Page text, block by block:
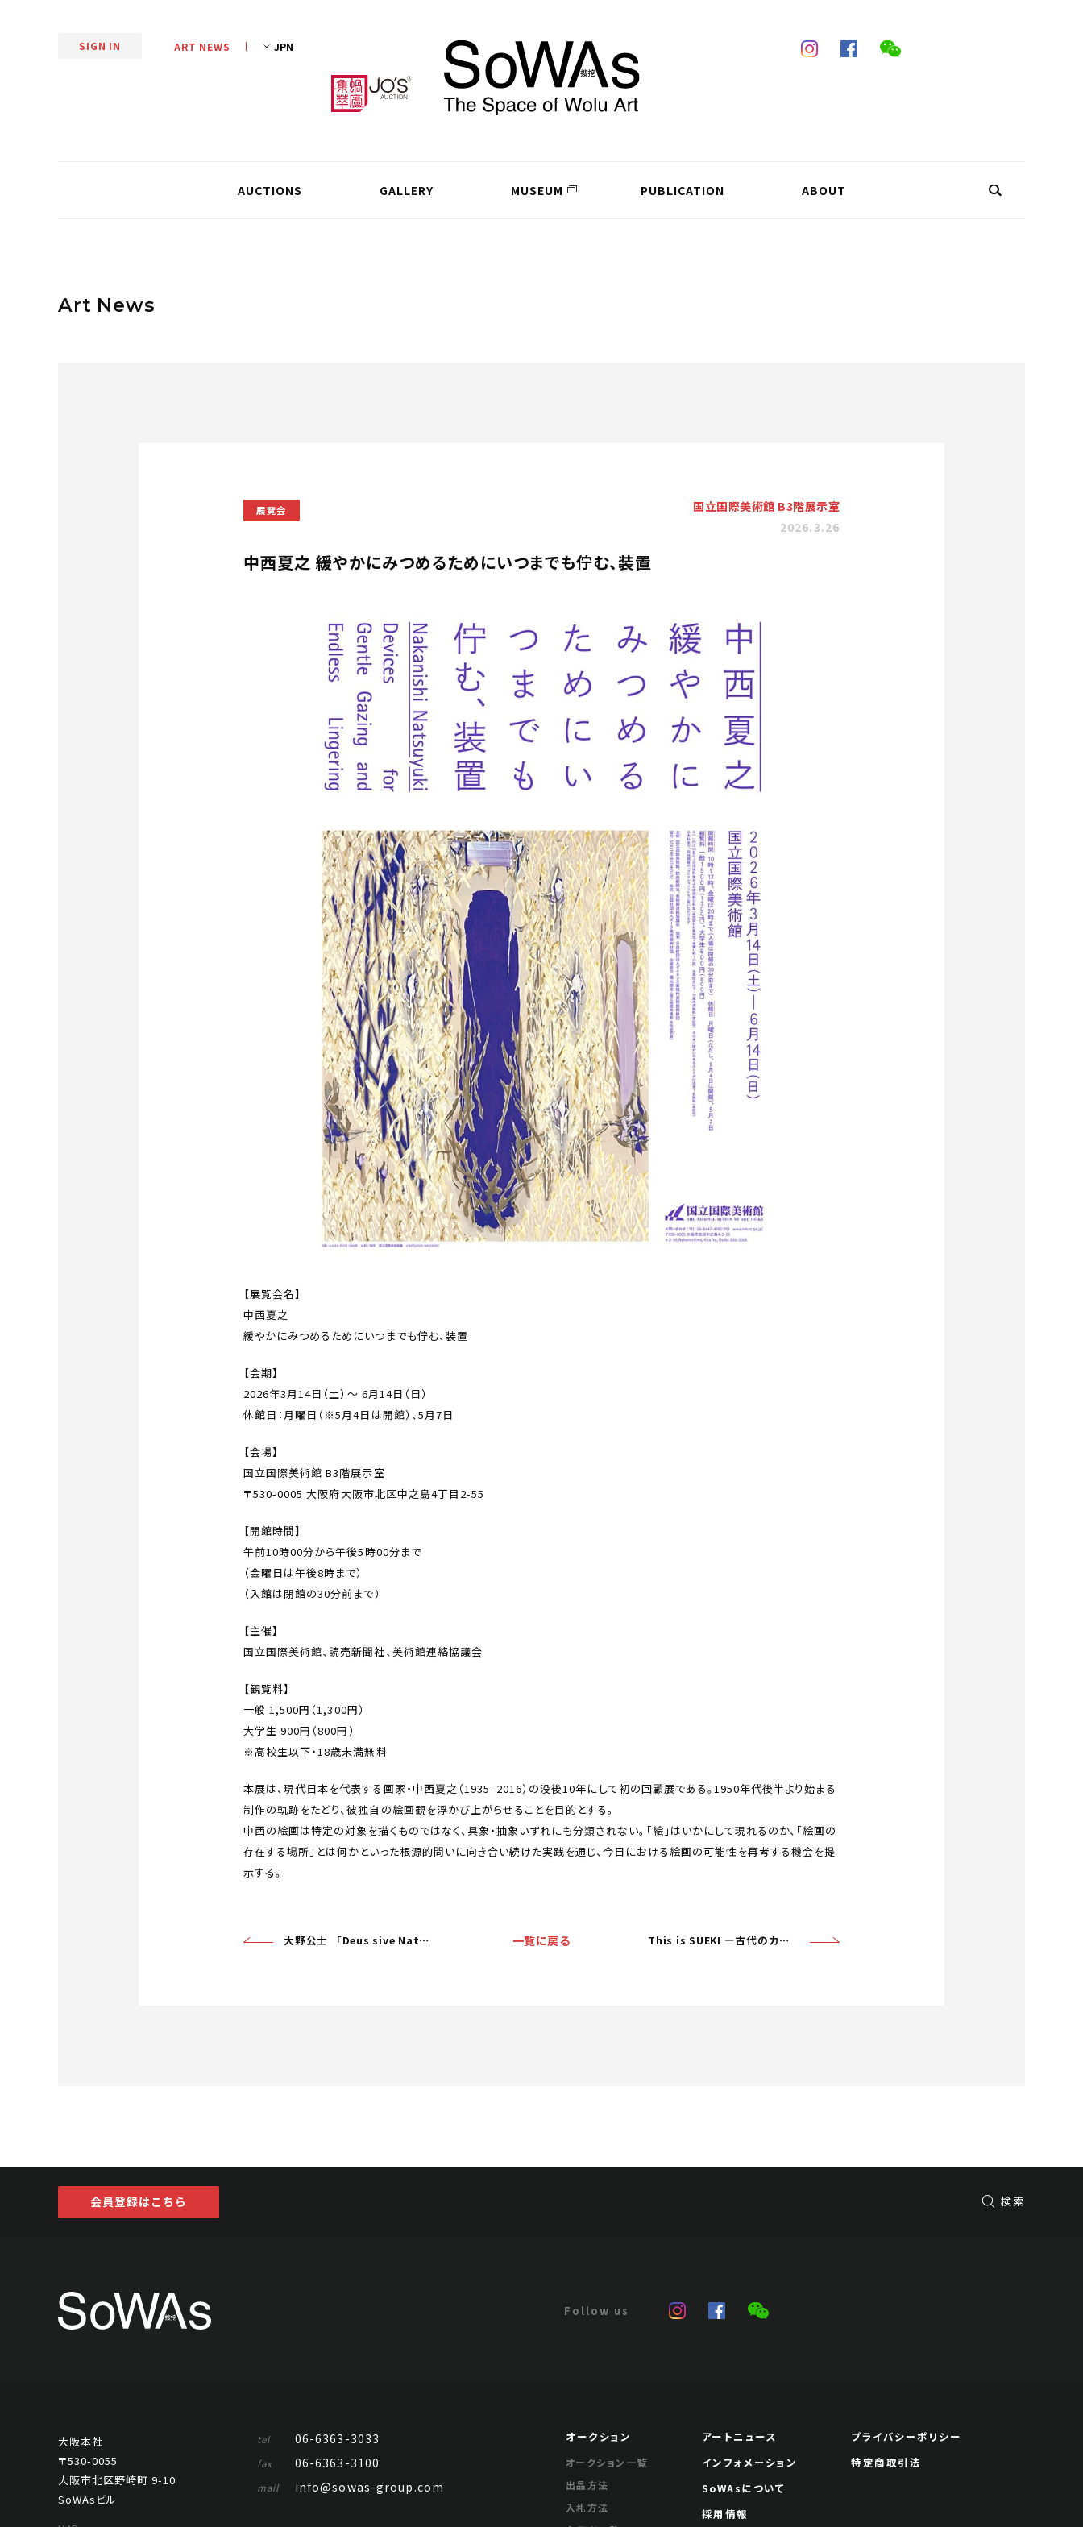
SIGN IN ART NEWS
AUCTIONS GALLERY MUSEUM PUBLICATION ABOUT
Art News
展覽会
国立国際美術館 B3階展示室
2026.3.26
中西夏之 緩やかにみつめるためにいつまでも佇む、装置
【展覧会名】
中西夏之
緩やかにみつめるためにいつまでも佇む、装置
【会期】
2026年3月14日（土）～ 6月14日（日）
休館日：月曜日（※5月4日は開館）、5月7日
【会場】
国立国際美術館 B3階展示室
〒530-0005 大阪府大阪市北区中之島4丁目2-55
【開館時間】
午前10時00分から午後5時00分まで
（金曜日は午後8時まで）
（入館は閉館の30分前まで）
【主催】
国立国際美術館、読売新聞社、美術館連絡協議会
【観覧料】
一般 1,500円（1,300円）
大学生 900円（800円）
※高校生以下・18歳未満無料
本展は、現代日本を代表する画家・中西夏之（1935–2016）の没後10年にして初の回顧展である。1950年代後半より始まる
制作の軌跡をたどり、彼独自の絵画観を浮かび上がらせることを目的とする。
中西の絵画は特定の対象を描くものではなく、具象・抽象いずれにも分類されない。「絵」はいかにして現れるのか、「絵画の
存在する場所」とは何かといった根源的問いに向き合い続けた実践を通じ、今日における絵画の可能性を再考する機会を提
示する。
大野公士 「Deus sive Natura -生と死の境界領域-」 This is SUEKI —古代のカタチ、無限大！
一覧に戻る
会員登録はこちら 検索
大阪本社
〒530-0055
大阪市北区野崎町 9-10
SoWAsビル
tel 06-6363-3033
fax 06-6363-3100
mail info@sowas-group.com
オークション
オークション一覧
出品方法
入札方法
アートニュース
インフォメーション
SoWAsについて
採用情報
プライバシーポリシー
特定商取引法